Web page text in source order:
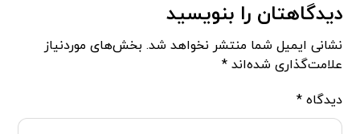
دیدگاهتان را بنویسید
نشانی ایمیل شما منتشر نخواهد شد. بخش‌های موردنیاز
علامت‌گذاری شده‌اند*
دیدگاه*